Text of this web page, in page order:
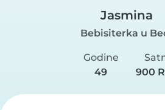
Jasmina
Bebisiterka u
Godine
49
900